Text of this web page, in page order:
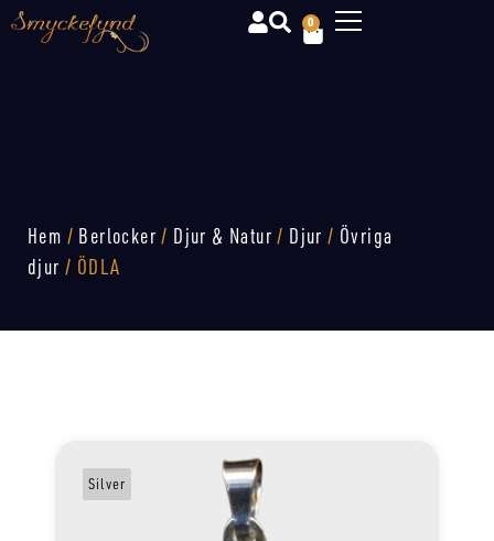
0
Hem / Berlocker / Djur & Natur / Djur / Övriga
djur / ÖDLA
Silver